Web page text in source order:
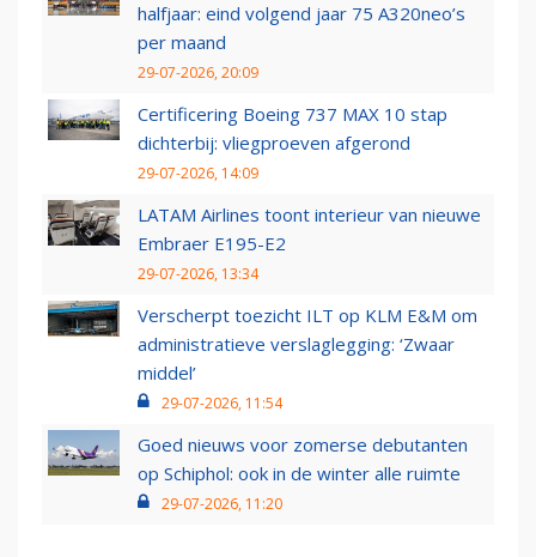
halfjaar: eind volgend jaar 75 A320neo’s
per maand
29-07-2026, 20:09
Certificering Boeing 737 MAX 10 stap
dichterbij: vliegproeven afgerond
29-07-2026, 14:09
LATAM Airlines toont interieur van nieuwe
Embraer E195-E2
29-07-2026, 13:34
Verscherpt toezicht ILT op KLM E&M om
administratieve verslaglegging: ‘Zwaar
middel’
29-07-2026, 11:54
Goed nieuws voor zomerse debutanten
op Schiphol: ook in de winter alle ruimte
29-07-2026, 11:20